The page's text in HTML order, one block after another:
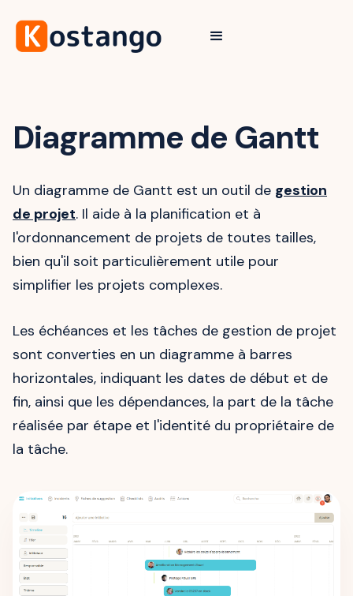
Diagramme de Gantt
Un diagramme de Gantt est un outil de gestion
de projet. Il aide à la planification et à
l'ordonnancement de projets de toutes tailles,
bien qu'il soit particulièrement utile pour
simplifier les projets complexes.
Les échéances et les tâches de gestion de projet
sont converties en un diagramme à barres
horizontales, indiquant les dates de début et de
fin, ainsi que les dépendances, la part de la tâche
réalisée par étape et l'identité du propriétaire de
la tâche.